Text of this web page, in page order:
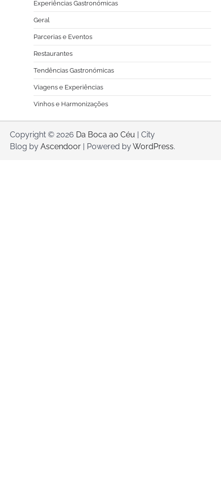
Experiências Gastronómicas
Geral
Parcerias e Eventos
Restaurantes
Tendências Gastronómicas
Viagens e Experiências
Vinhos e Harmonizações
Copyright © 2026 Da Boca ao Céu | City
Blog by Ascendoor | Powered byWordPress.